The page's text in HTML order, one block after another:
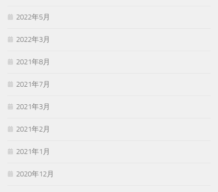
2022年5月
2022年3月
2021年8月
2021年7月
2021年3月
2021年2月
2021年1月
2020年12月